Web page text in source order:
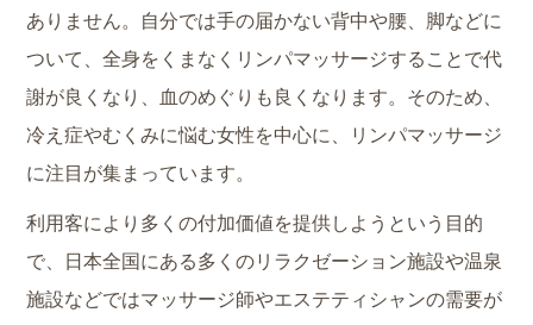
ありません。自分では手の届かない背中や腰、脚などに
ついて、全身をくまなくリンパマッサージすることで代
謝が良くなり、血のめぐりも良くなります。そのため、
冷え症やむくみに悩む女性を中心に、リンパマッサージ
に注目が集まっています。
利用客により多くの付加価値を提供しようという目的
で、日本全国にある多くのリラクゼーション施設や温泉
施設などではマッサージ師やエステティシャンの需要が